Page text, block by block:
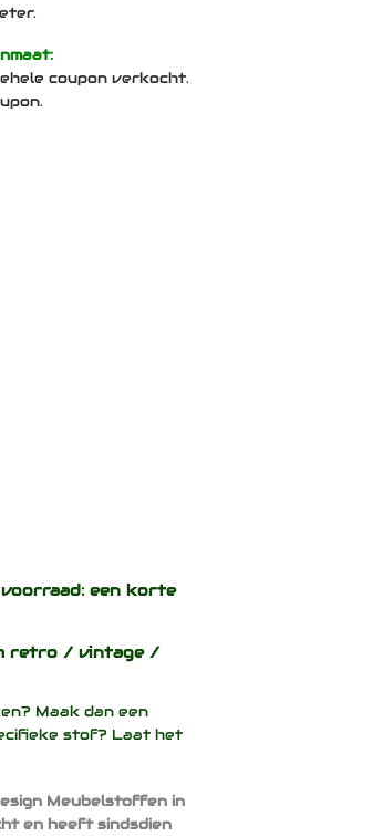
coupon verkocht.
een korte
retro / vintage /
Maak dan een
stof? Laat het
Meubelstoffen in
en heeft sindsdien